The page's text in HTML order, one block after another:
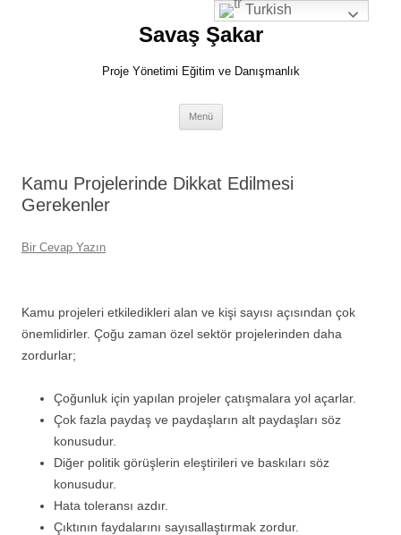
Savaş Şakar
Proje Yönetimi Eğitim ve Danışmanlık
Menü
Kamu Projelerinde Dikkat Edilmesi
Gerekenler
Bir Cevap Yazın
Kamu projeleri etkiledikleri alan ve kişi sayısı açısından çok
önemlidirler. Çoğu zaman özel sektör projelerinden daha
zordurlar;
Çoğunluk için yapılan projeler çatışmalara yol açarlar.
Çok fazla paydaş ve paydaşların alt paydaşları söz
konusudur.
Diğer politik görüşlerin eleştirileri ve baskıları söz
konusudur.
Hata toleransı azdır.
Çıktının faydalarını sayısallaştırmak zordur.
Turkish